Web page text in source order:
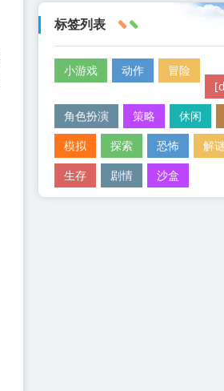
标签列表
小游戏 动作
冒险
角色扮演
策略 休闲
模拟
探索 恐怖
解
生存
剧情 沙盒